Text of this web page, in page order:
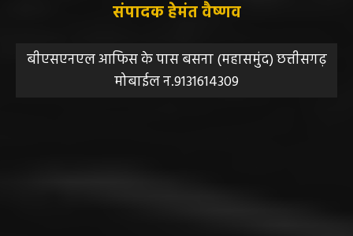
मोबाईल न.9131614309